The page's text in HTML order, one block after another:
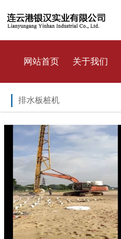
网站首页 关于我们
排水板桩机